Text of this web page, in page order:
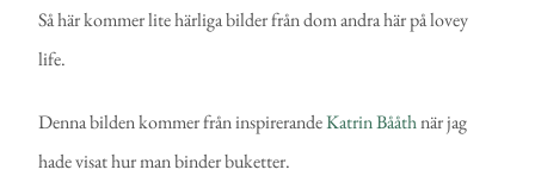
Så här kommer lite härliga bilder från dom andra här på lovey
life.
Denna bilden kommer från inspirerandeKatrin Bååthnär jag
hade visat hur man binder buketter.